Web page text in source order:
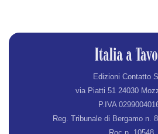
Edizioni Contatto
via Piatti 51 24030
P.IVA
Reg. Tribunale di Bergamo n.